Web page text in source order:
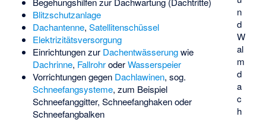
n
d
W
al
m
d
a
c
h
Blitzschutzanlage
Dachantenne, Satellitenschüssel
Elektrizitätsversorgung
Einrichtungen zur Dachentwässerungwie
Dachrinne, FallrohroderWasserspeier
Vorrichtungen gegen Dachlawinen, sog.
Schneefangsysteme, zum Beispiel
Schneefanggitter, Schneefanghaken oder
Schneefangbalken